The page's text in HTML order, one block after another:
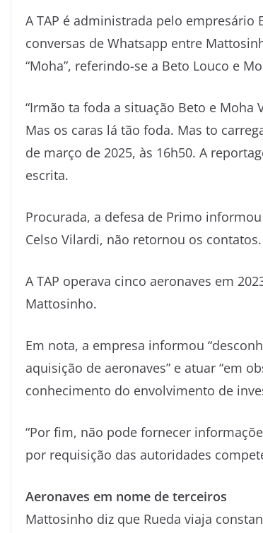
A TAP é administrada pelo empresário
conversas de Whatsapp entre
“Moha”, referindo-se a Beto Louco e
“Irmão ta foda a situação Beto e
Mas os caras lá tão foda. Mas to
de março de 2025, às 16h50. A
escrita.
Procurada, a defesa de Primo
Celso Vilardi, não retornou os contatos.
A TAP operava cinco aeronaves em
Mattosinho.
Em nota, a empresa informou
aquisição de aeronaves” e atuar “em
conhecimento do envolvimento de
“Por fim, não pode fornecer
por requisição das autoridades
Aeronaves em nome de terceiros
Mattosinho diz que Rueda viaja